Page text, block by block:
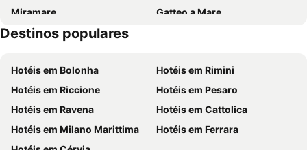
Club Hotel Residence
Hotel Flamingo
Hotel Raffaello
Hotel Rex
Baldinini Hotel
Dasamo Hotel - Dada Hotels
Grand Hotel da Vinci
Hotel sirena
Hotel Valverde & Residenza
Hotel ABC
Hotel Enrica
Miramare
Gatteo a Mare
Centro storico di San Marino
La spiaggia de Marina di Ravenna
Bellaria Igea Marina Lido
Vergiano
Villaggio Nuovo
Lido Mare - Rimini
Borgo San Giovanni
Levante
Villamaria
Destinos populares
Hotéis em Bolonha
Hotéis em Rimini
Hotéis em Riccione
Hotéis em Pesaro
Hotéis em Ravena
Hotéis em Cattolica
Hotéis em Milano Marittima
Hotéis em Ferrara